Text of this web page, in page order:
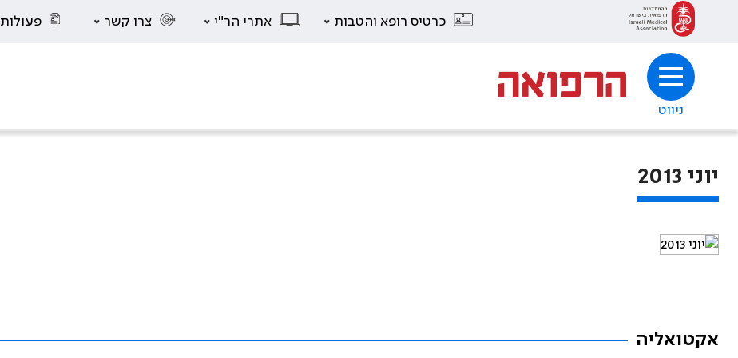
כרטיס רופא והטבות אתרי הר"י צרו קשר
ניווט
יוני 2013
אקטואליה